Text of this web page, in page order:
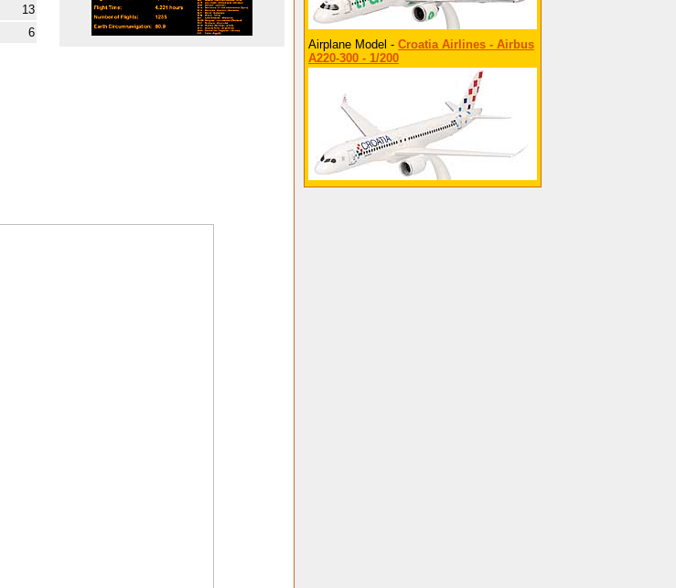
13
6
Airplane Model - Croatia Airlines - Airbus
A220-300 - 1/200